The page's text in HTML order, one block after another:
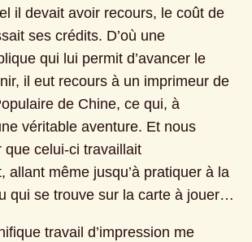
il devait avoir recours, le coût de
ses crédits. D’où une
qui lui permit d’avancer le
il eut recours à un imprimeur de
de Chine, ce qui, à
véritable aventure. Et nous
que celui-ci travaillait
allant même jusqu’à pratiquer à la
qui se trouve sur la carte à jouer…
travail d’impression me